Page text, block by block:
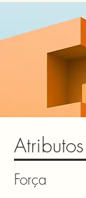
Atributos
Força